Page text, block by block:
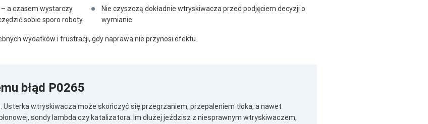
a czasem wystarczy
sobie sporo roboty.
Nie czyszczą dokładnie wtryskiwacza przed podjęciem decyzji o
wymianie.
wydatków i frustracji, gdy naprawa nie przynosi efektu.
błąd P0265
Usterka wtryskiwacza może skończyć się przegrzaniem, przepaleniem tłoka, a nawet
sondy lambda czy katalizatora. Im dłużej jeździsz z niesprawnym wtryskiwaczem,